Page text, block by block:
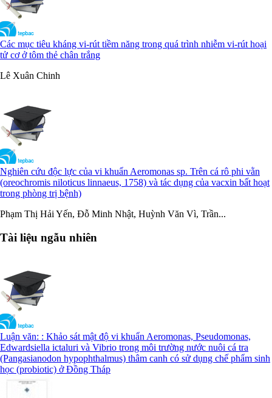
Các mục tiêu kháng vi-rút tiềm năng trong quá trình nhiễm vi-rút hoại
tử cơ ở tôm thẻ chân trắng
Lê Xuân Chinh
Nghiên cứu độc lực của vi khuẩn Aeromonas sp. Trên cá rô phi vằn
(oreochromis niloticus linnaeus, 1758) và tác dụng của vacxin bất hoạt
trong phòng trị bệnh)
Phạm Thị Hải Yến, Đỗ Minh Nhật, Huỳnh Văn Vì, Trần...
Tài liệu ngẫu nhiên
Luận văn: : Khảo sát mật độ vi khuẩn Aeromonas, Pseudomonas,
Edwardsiella ictaluri và Vibrio trong môi trường nước nuôi cá tra
(Pangasianodon hypophthalmus) thâm canh có sử dụng chế phẩm sinh
học (probiotic) ở Đồng Tháp